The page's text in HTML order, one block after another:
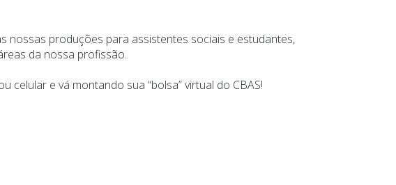
nossas produções para assistentes sociais e estudantes,
da nossa profissão.
e vá montando sua “bolsa” virtual do CBAS!